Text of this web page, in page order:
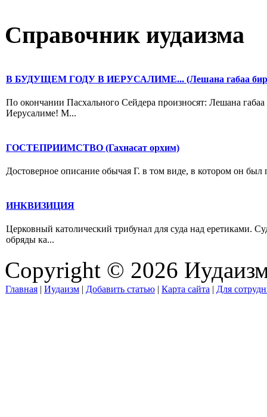
Справочник иудаизма
В БУДУЩЕМ ГОДУ В ИЕРУСАЛИМЕ... (Лешана габаа бир
По окончании Пасхального Сейдера произносят: Лешана
Иерусалиме! М...
ГОСТЕПРИИМСТВО (Гахнасат орхим)
Достоверное описание обычая Г. в том виде, в котором он
ИНКВИЗИЦИЯ
Церковный католический трибунал для суда над еретиками.
обряды ка...
Copyright © 2026
Главная | Иудаизм | Добавить статью | Карта сайта | Для